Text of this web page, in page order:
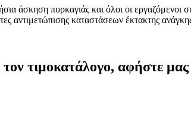
άσκηση πυρκαγιάς και όλοι οι
αντιμετώπισης καταστάσεων έκτακτης
τιμοκατάλογο, αφήστε